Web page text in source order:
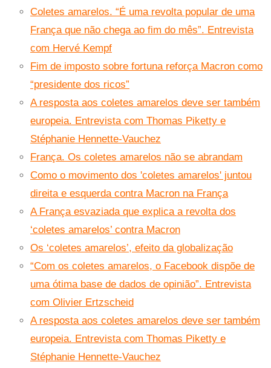
Coletes amarelos. “É uma revolta popular de uma
França que não chega ao fim do mês”. Entrevista
com Hervé Kempf
Fim de imposto sobre fortuna reforça Macron como
“presidente dos ricos”
A resposta aos coletes amarelos deve ser também
europeia. Entrevista com Thomas Piketty e
Stéphanie Hennette-Vauchez
França. Os coletes amarelos não se abrandam
Como o movimento dos 'coletes amarelos' juntou
direita e esquerda contra Macron na França
A França esvaziada que explica a revolta dos
‘coletes amarelos’ contra Macron
Os ‘coletes amarelos’, efeito da globalização
“Com os coletes amarelos, o Facebook dispõe de
uma ótima base de dados de opinião”. Entrevista
com Olivier Ertzscheid
A resposta aos coletes amarelos deve ser também
europeia. Entrevista com Thomas Piketty e
Stéphanie Hennette-Vauchez